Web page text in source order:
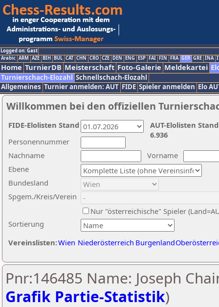
Logged on: Gast
Arabic ARM AZE BIH BUL CAT CHN CRO CZE DEN ENG ESP FAI FIN FRA GER GRE INA
Home TurnierDB Meisterschaft Foto-Galerie Meldekartei
Turnierschach-Elozahl Schnellschach-Elozahl
Allgemeines Turnier anmelden: AUT FIDE Spieler anmelden Elo
Willkommen bei den offiziellen
Nachname
Vorname
Ebene
Sortierung
Personennummer
Bundesland
Spgem./Kreis/Verein
Nur "österreichische" Spieler
Vereinslisten:Wien Niederösterreich Burgenland
AUT-Elolisten
6.936
FIDE-Elolisten Stand
Pnr:146485 Name: Joseph
Grafik Partie-Statistik)